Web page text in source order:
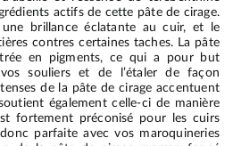
actifs de cette pâte de cirage.
brillance éclatante au cuir, et le
contres certaines taches. La pâte
en pigments, ce qui a pour but
souliers et de l’étaler de façon
de la pâte de cirage accentuent
également celle-ci de manière
fortement préconisé pour les cuirs
parfaite avec vos maroquineries